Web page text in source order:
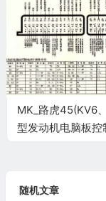
MK_路虎45(KV6
型发动机电脑板控
随机文章